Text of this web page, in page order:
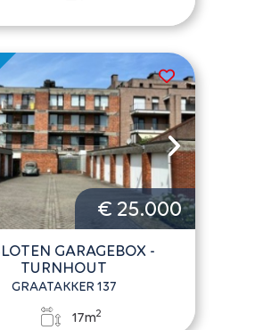
€ 25.000
GARAGEBOX -
TURNHOUT
GRAATAKKER 137
17m2